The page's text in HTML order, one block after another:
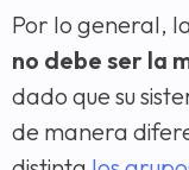
Por lo general,
no debe ser la
dado que su
de manera